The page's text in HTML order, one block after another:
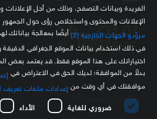
مصدرك الموثوق للمعلومة الاقتصادية
سياسة الخصوصية
الفريدة وبيانات التصفح، وذلك من أجل
الإعلانات والمحتوى واستخلاص رؤى حول
مزوّدو الجهات الخارجية (2)
أيضًا بمعالجة بياناتك
في ذلك استخدام بيانات الموقع الجغرافي
اختياراتك على هذا الموقع فقط. قد يعتمد بعض
بدلاً من الموافقة؛ لديك الحق في الاعتراض في
موافقتك في أي وقت من إعدادات ملفات تعريف
ضروري للغاية
الأداء